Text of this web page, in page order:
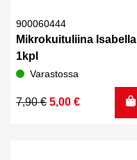
900060444
Mikrokuituliina Isabella
1kpl
Varastossa
7,90€
Alkuperäinen
5,00 €
Nykyinen